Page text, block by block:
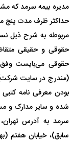
مدیره بیمه سرمد که
حداکثر ظرف مدت پنج
مربوطه به شرح ذیل
حقوقی و حقیقی
(مندرج در سایت شرکت)
شده و سایر مدارک و
سرمد به آدرس تهران،